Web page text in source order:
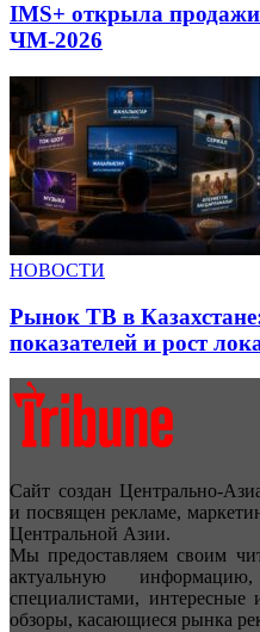
IMS+ открыла продажи
ЧМ-2026
НОВОСТИ
Рынок ТВ в
показателей и рост
Сайт создан Центрально-
и посвящен рекламе,
Центральной Азии.
Мы предоставляем своим
актуальную
специалистами,
обзоры, касающиеся рынка